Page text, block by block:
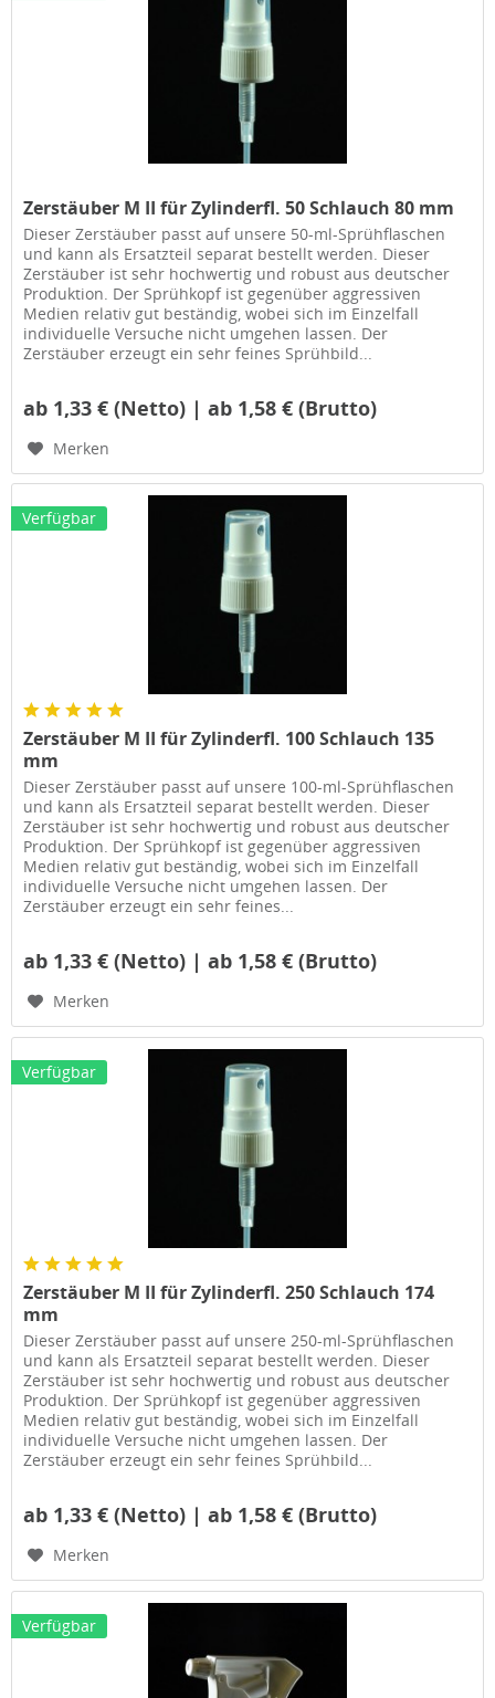
Zerstäuber M II für Zylinderfl. 50 Schlauch 80 mm
Dieser Zerstäuber passt auf unsere 50-ml-Sprühflaschen
und kann als Ersatzteil separat bestellt werden. Dieser
Zerstäuber ist sehr hochwertig und robust aus deutscher
Produktion. Der Sprühkopf ist gegenüber aggressiven
Medien relativ gut beständig, wobei sich im Einzelfall
individuelle Versuche nicht umgehen lassen. Der
Zerstäuber erzeugt ein sehr feines Sprühbild...
ab 1,33 € (Netto) | ab 1,58 € (Brutto)
Merken
Verfügbar
Zerstäuber M II für Zylinderfl. 100 Schlauch 135
mm
Dieser Zerstäuber passt auf unsere 100-ml-Sprühflaschen
und kann als Ersatzteil separat bestellt werden. Dieser
Zerstäuber ist sehr hochwertig und robust aus deutscher
Produktion. Der Sprühkopf ist gegenüber aggressiven
Medien relativ gut beständig, wobei sich im Einzelfall
individuelle Versuche nicht umgehen lassen. Der
Zerstäuber erzeugt ein sehr feines...
ab 1,33 € (Netto) | ab 1,58 € (Brutto)
Merken
Verfügbar
Zerstäuber M II für Zylinderfl. 250 Schlauch 174
mm
Dieser Zerstäuber passt auf unsere 250-ml-Sprühflaschen
und kann als Ersatzteil separat bestellt werden. Dieser
Zerstäuber ist sehr hochwertig und robust aus deutscher
Produktion. Der Sprühkopf ist gegenüber aggressiven
Medien relativ gut beständig, wobei sich im Einzelfall
individuelle Versuche nicht umgehen lassen. Der
Zerstäuber erzeugt ein sehr feines Sprühbild...
ab 1,33 € (Netto) | ab 1,58 € (Brutto)
Merken
Verfügbar